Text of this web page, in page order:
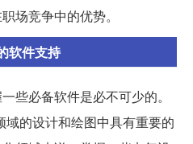
场竞争中的优势。
软件支持
些必备软件是必不可少的。
域的设计和绘图中具有重要的